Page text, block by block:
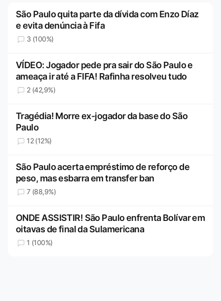
São Paulo quita parte da dívida com Enzo Díaz
e evita denúncia à Fifa
3 (100%)
VÍDEO: Jogador pede pra sair do São Paulo e
ameaça ir até a FIFA! Rafinha resolveu tudo
2 (42,9%)
Tragédia! Morre ex-jogador da base do São
Paulo
12 (12%)
São Paulo acerta empréstimo de reforço de
peso, mas esbarra em transfer ban
7 (88,9%)
ONDE ASSISTIR! São Paulo enfrenta Bolívar em
oitavas de final da Sulamericana
1 (100%)